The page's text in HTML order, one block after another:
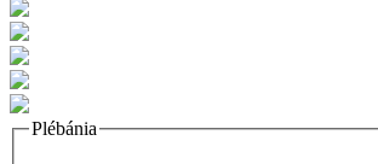
Plébánia